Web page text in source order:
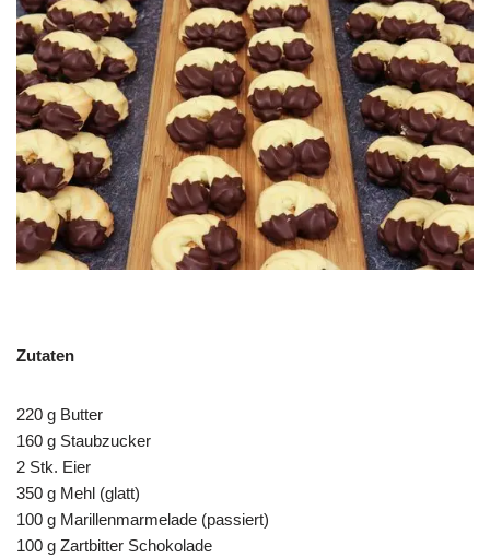
Zutaten
220 g Butter
160 g Staubzucker
2 Stk. Eier
350 g Mehl (glatt)
100 g Marillenmarmelade (passiert)
100 g Zartbitter Schokolade